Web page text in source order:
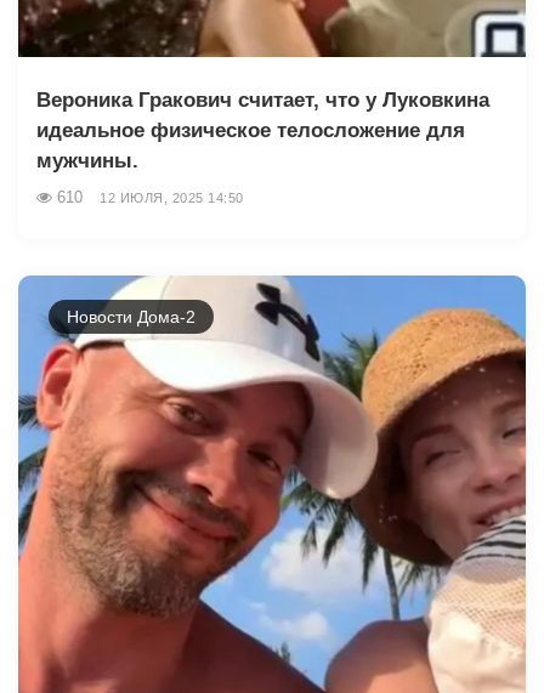
Вероника Гракович считает, что у Луковкина
идеальное физическое телосложение для
мужчины.
610 12 ИЮЛЯ, 2025 14:50
Новости Дома-2